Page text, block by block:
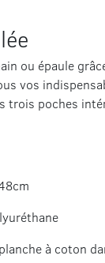
ou épaule
vos
trois poches
à coton